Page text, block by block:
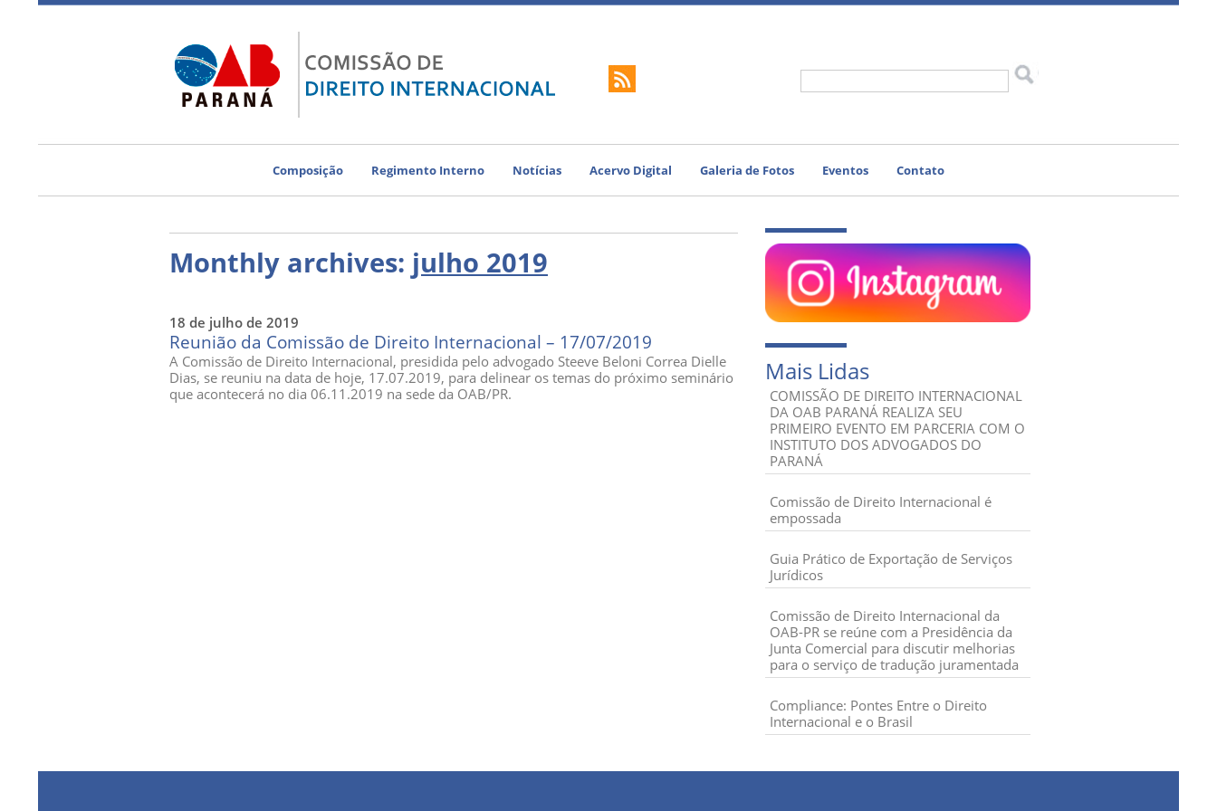
Composição Regimento Interno Notícias Acervo Digital Galeria de Fotos Eventos Contato
Monthly archives: julho 2019
18 de julho de 2019
Reunião da Comissão de Direito Internacional – 17/07/2019
A Comissão de Direito Internacional, presidida pelo advogado Steeve Beloni Correa Dielle
Dias, se reuniu na data de hoje, 17.07.2019, para delinear os temas do próximo seminário
que acontecerá no dia 06.11.2019 na sede da OAB/PR.
Mais Lidas
COMISSÃO DE DIREITO INTERNACIONAL
DA OAB PARANÁ REALIZA SEU
PRIMEIRO EVENTO EM PARCERIA COM O
INSTITUTO DOS ADVOGADOS DO
PARANÁ
Comissão de Direito Internacional é
empossada
Guia Prático de Exportação de Serviços
Jurídicos
Comissão de Direito Internacional da
OAB-PR se reúne com a Presidência da
Junta Comercial para discutir melhorias
para o serviço de tradução juramentada
Compliance: Pontes Entre o Direito
Internacional e o Brasil